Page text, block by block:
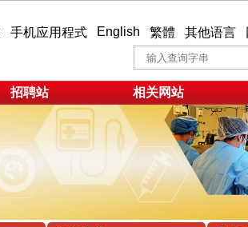
手机应用程式 English 繁體 其他语言
招聘站 相关网站